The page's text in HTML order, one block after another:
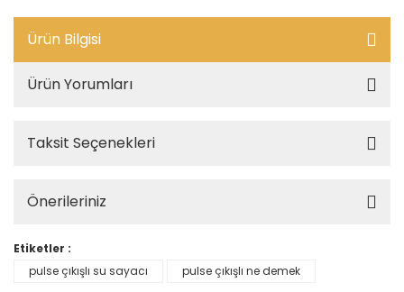
Ürün Bilgisi
Ürün Yorumları
Taksit Seçenekleri
Önerileriniz
Etiketler :
pulse çıkışlı su sayacı
pulse çıkışlı ne demek